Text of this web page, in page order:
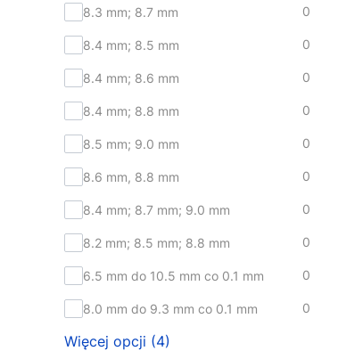
8.3 mm; 8.7 mm 0
8.4 mm; 8.5 mm 0
8.4 mm; 8.6 mm 0
8.4 mm; 8.8 mm 0
8.5 mm; 9.0 mm 0
8.6 mm, 8.8 mm 0
8.4 mm; 8.7 mm; 9.0 mm 0
8.2 mm; 8.5 mm; 8.8 mm 0
6.5 mm do 10.5 mm co 0.1 mm 0
8.0 mm do 9.3 mm co 0.1 mm 0
Więcej opcji (4)